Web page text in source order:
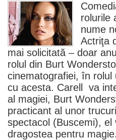
rolurile
nume
Actriţa
mai solicitată – doar
rolul din Burt
cinematografiei, în
cu acesta. Carell va
al magiei, Burt
practicant al unor
spectacol (Buscemi),
dragostea pentru